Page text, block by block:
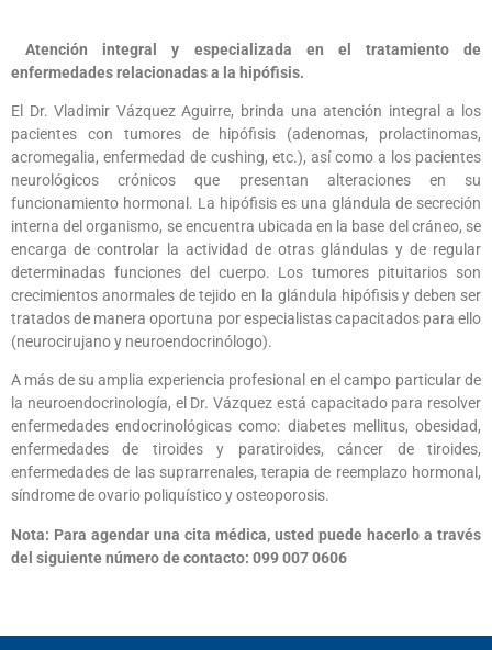
Atención integral y especializada en el tratamiento de
enfermedades relacionadas a la hipófisis.
El Dr. Vladimir Vázquez Aguirre, brinda una atención integral a los
pacientes con tumores de hipófisis (adenomas, prolactinomas,
acromegalia, enfermedad de cushing, etc.), así como a los pacientes
neurológicos crónicos que presentan alteraciones en su
funcionamiento hormonal. La hipófisis es una glándula de secreción
interna del organismo, se encuentra ubicada en la base del cráneo, se
encarga de controlar la actividad de otras glándulas y de regular
determinadas funciones del cuerpo. Los tumores pituitarios son
crecimientos anormales de tejido en la glándula hipófisis y deben ser
tratados de manera oportuna por especialistas capacitados para ello
(neurocirujano y neuroendocrinólogo).
A más de su amplia experiencia profesional en el campo particular de
la neuroendocrinología, el Dr. Vázquez está capacitado para resolver
enfermedades endocrinológicas como: diabetes mellitus, obesidad,
enfermedades de tiroides y paratiroides, cáncer de tiroides,
enfermedades de las suprarrenales, terapia de reemplazo hormonal,
síndrome de ovario poliquístico y osteoporosis.
Nota: Para agendar una cita médica, usted puede hacerlo a través
del siguiente número de contacto: 099 007 0606